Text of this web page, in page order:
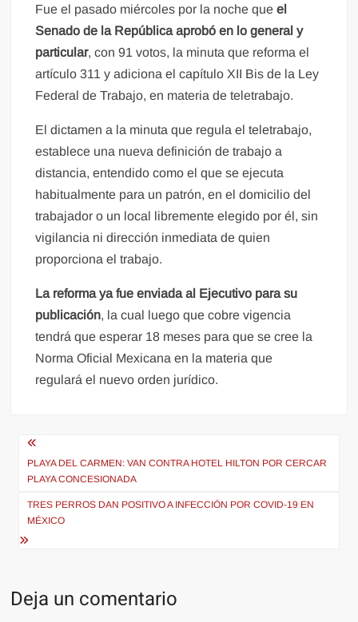
Fue el pasado miércoles por la noche queel
Senado de la República aprobó en lo general y
particular, con 91 votos, la minuta que reforma el
artículo 311 y adiciona el capítulo XII Bis de la Ley
Federal de Trabajo, en materia de teletrabajo.
El dictamen a la minuta que regula el teletrabajo,
establece una nueva definición de trabajo a
distancia, entendido como el que se ejecuta
habitualmente para un patrón, en el domicilio del
trabajador o un local libremente elegido por él, sin
vigilancia ni dirección inmediata de quien
proporciona el trabajo.
La reforma ya fue enviada al Ejecutivo para su
publicación, la cual luego que cobre vigencia
tendrá que esperar 18 meses para que se cree la
Norma Oficial Mexicana en la materia que
regulará el nuevo orden jurídico.
Navegación
de
entradas
PLAYA DEL CARMEN: VAN CONTRA HOTEL HILTON POR CERCAR
PLAYA CONCESIONADA
TRES PERROS DAN POSITIVO A INFECCIÓN POR COVID-19 EN
MÉXICO
Deja un comentario